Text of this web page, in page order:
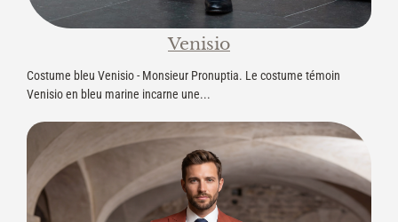
Venisio
Costume bleu Venisio - Monsieur Pronuptia. Le costume témoin
Venisio en bleu marine incarne une...